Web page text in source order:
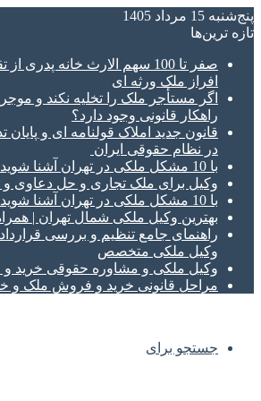
پنج‌شنبه 15 مرداد 1405
تازه‌ ترین‌ها
صفر تا 100 سهم الارث خانه
افراز ملک ورثه ای
اگر مستأجر ملک را تخلیه نکند و
راهکار قانونی وجود دارد؟
قانون جدید املاک قولنامه ای و
در نظام حقوقی ایران
با 10 مشکل ملکی در تهران آشنا شوید | راه حل‌ها کدامند؟
وکیل برای ملک تجاری و حل دعاوی و
با 10 مشکل ملکی در تهران آشنا شوید | راه حل‌ها کدامند؟
بهترین وکیل ملکی شمال تهران |
راهنمای جامع تنظیم و بررسی
وکیل ملکی متخصص
وکیل ملکی و مشاوره حقوقی خرید
مراحل قانونی خرید و فروش ملک و
جستجو برای